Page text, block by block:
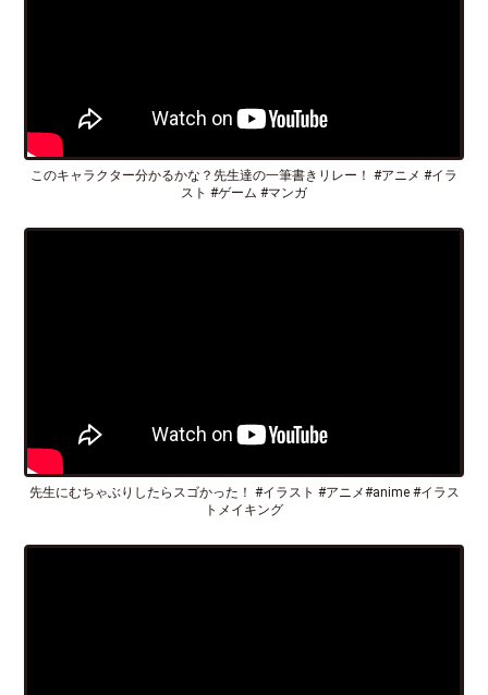
このキャラクター分かるかな？先生達の一筆書きリレー！ #アニメ #イラ
スト #ゲーム #マンガ
先生にむちゃぶりしたらスゴかった！ #イラスト #アニメ#anime #イラス
トメイキング